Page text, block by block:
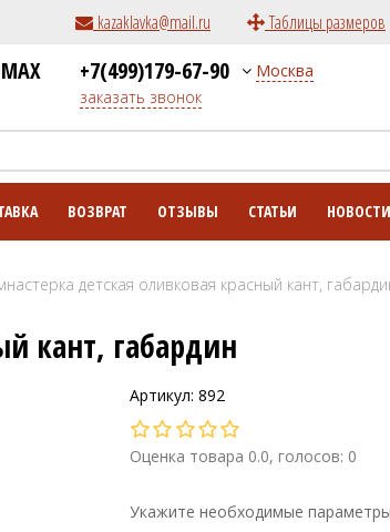
kazaklavka@mail.ru Таблицы размеров
+7(499)179-67-90
заказать звонок
Москва
ВОЗВРАТ ОТЗЫВЫ СТАТЬИ НОВОСТИ
детская оливковая красный кант,
кант, габардин
Артикул: 892
Оценка товара 0.0, голосов: 0
Укажите необходимые